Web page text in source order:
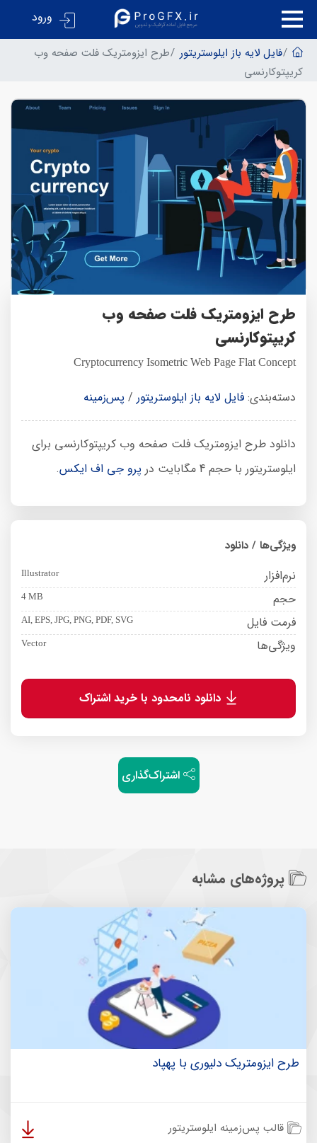
ورود
فایل لایه باز ایلوستریتور
طرح ایزومتریک فلت صفحه وب
کریپتوکارنسی
طرح ایزومتریک فلت صفحه وب
کریپتوکارنسی
Cryptocurrency Isometric Web Page Flat Concept
دسته‌بندی: فایل لایه باز ایلوستریتور / پس‌زمینه
دانلود طرح ایزومتریک فلت صفحه وب کریپتوکارنسی برای
ایلوستریتور با حجم 4 مگابایت در
پرو جی اف ایکس.
ویژگی‌ها / دانلود
نرم‌افزار Illustrator
حجم 4 MB
فرمت فایل AI, EPS, JPG, PNG, PDF, SVG
ویژگی‌ها Vector
دانلود نامحدود با خرید اشتراک
اشتراک‌گذاری
پروژه‌های مشابه
طرح ایزومتریک دلیوری با پهپاد
قالب پس‌زمینه ایلوستریتور